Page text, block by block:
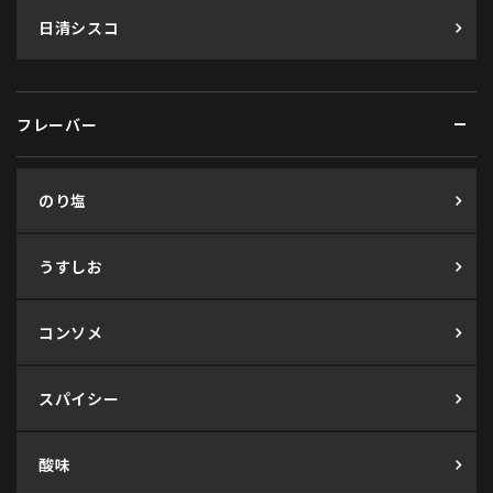
日清シスコ
フレーバー
のり塩
うすしお
コンソメ
スパイシー
酸味